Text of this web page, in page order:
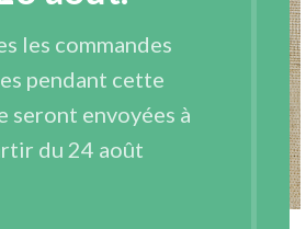
les commandes
pendant cette
seront envoyées à
du 24 août